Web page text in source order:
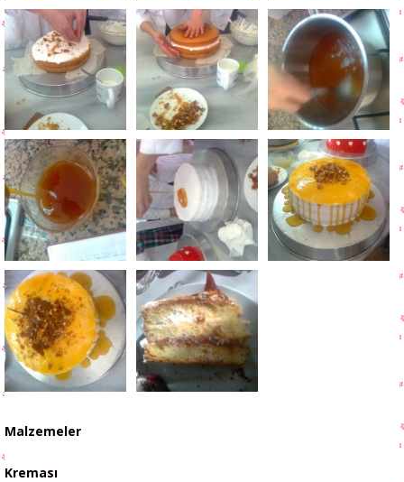
Malzemeler
Kreması